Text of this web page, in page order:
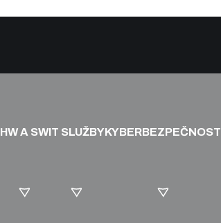
HW A SWIT SLUŽBYKYBERBEZPEČNOST